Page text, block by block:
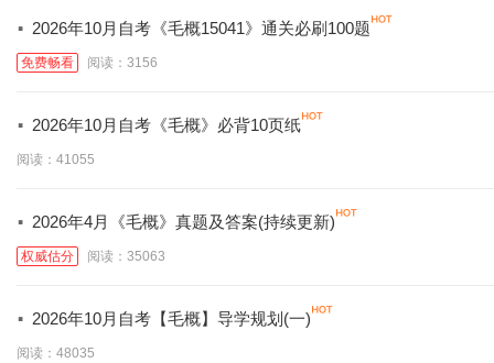
· 2026年10月自考《毛概15041》通关必刷100题
免费畅看 阅读：3156
· 2026年10月自考《毛概》必背10页纸
阅读：41055
· 2026年4月《毛概》真题及答案(持续更新)
权威估分 阅读：35063
· 2026年10月自考【毛概】导学规划(一)
阅读：48035